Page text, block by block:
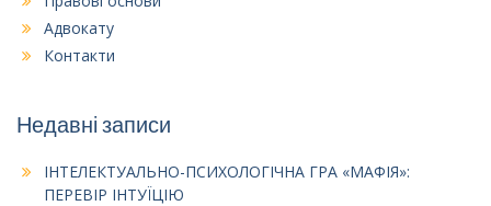
Адвокату
Контакти
Недавні записи
ІНТЕЛЕКТУАЛЬНО-ПСИХОЛОГІЧНА ГРА «МАФІЯ»:
ПЕРЕВІР ІНТУЇЦІЮ